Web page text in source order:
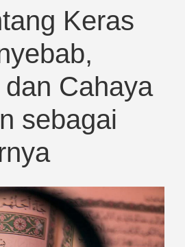
Keras
Cahaya
sebagai